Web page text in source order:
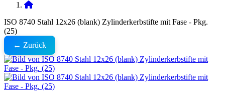
ISO 8740 Stahl 12x26 (blank) Zylinderkerbstifte mit Fase - Pkg.
(25)
← Zurück